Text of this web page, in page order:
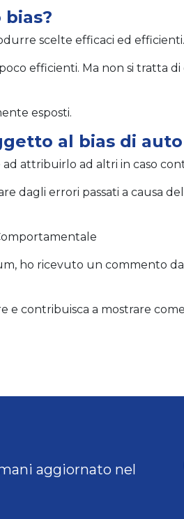
scelte efficaci ed efficienti.
efficienti. Ma non si tratta di
esposti.
al bias di
attribuirlo ad altri in caso
dagli errori passati a causa
ho ricevuto un commento
contribuisca a mostrare
aggiornato nel